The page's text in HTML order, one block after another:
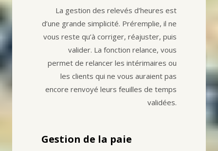
La gestion des relevés d’heures est
d’une grande simplicité. Préremplie, il ne
vous reste qu’à corriger, réajuster, puis
valider. La fonction relance, vous
permet de relancer les intérimaires ou
les clients qui ne vous auraient pas
encore renvoyé leurs feuilles de temps
validées.
Gestion de la paie